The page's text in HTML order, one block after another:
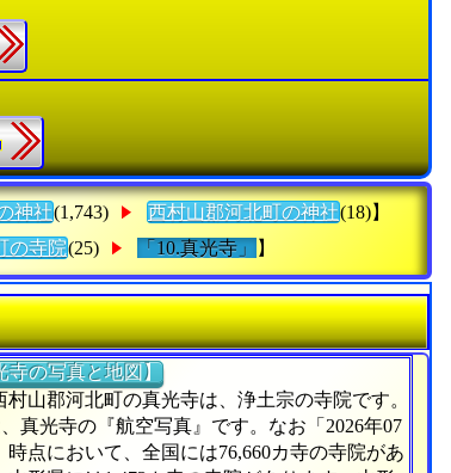
神社(1,743) 西村山郡河北町の神社(18)】
の寺院(25) 「10.真光寺」 】
寺の写真と地図】
村山郡河北町の真光寺は、浄土宗の寺院です。
真光寺の『航空写真』です。なお「2026年07
時点において、全国には76,660カ寺の寺院があ